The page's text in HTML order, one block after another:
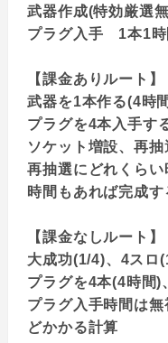
武器作成(特効厳選
プラグ入手 1本1時
【課金ありルート】
武器を1本作る(4時
プラグを4本入手す
ソケット増設、再
再抽選にどれくら
時間もあれば完成
【課金なしルート】
大成功(1/4)、4スロ
プラグを4本(4時間)
プラグ入手時間は
どかかる計算